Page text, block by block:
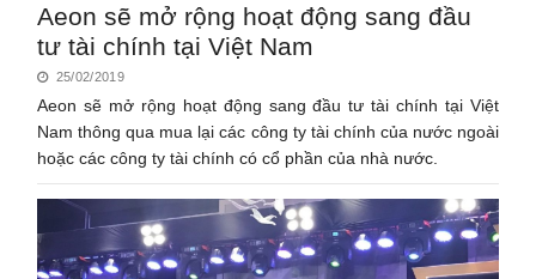
Aeon sẽ mở rộng hoạt động sang đầu
tư tài chính tại Việt Nam
25/02/2019
Aeon sẽ mở rộng hoạt động sang đầu tư tài chính tại Việt
Nam thông qua mua lại các công ty tài chính của nước ngoài
hoặc các công ty tài chính có cổ phần của nhà nước.